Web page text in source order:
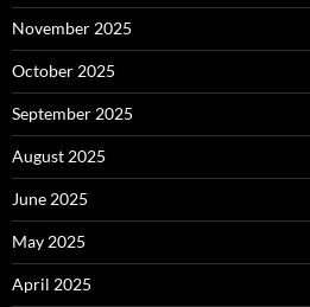
November 2025
October 2025
September 2025
August 2025
June 2025
May 2025
April 2025